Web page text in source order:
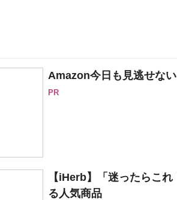
Amazon今日も見逃せな
PR
【iHerb】「迷ったらこ
る人気商品